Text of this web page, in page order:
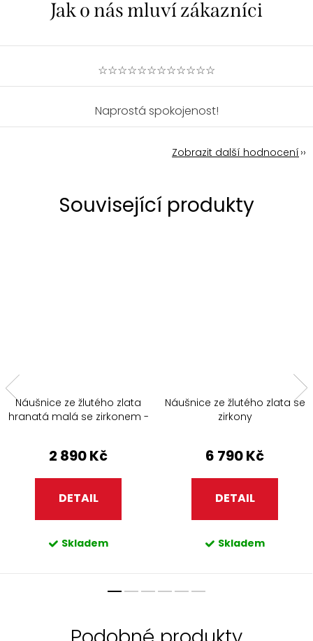
☆☆☆☆☆☆☆☆☆☆☆☆
Naprostá spokojenost!
Zobrazit další hodnocení
Související produkty
Náušnice ze žlutého zlata
hranatá malá se zirkonem -
2 890 Kč
DETAIL
Skladem
Náušnice ze žlutého zlata se
zirkony
6 790 Kč
DETAIL
Skladem